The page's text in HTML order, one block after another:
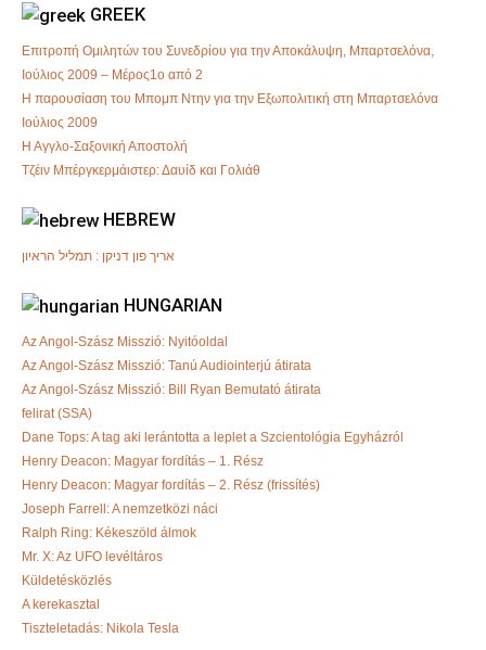
GREEK
Επιτροπή Ομιλητών του Συνεδρίου για την Αποκάλυψη, Μπαρτσελόνα,
Ιούλιος 2009 – Μέρος1ο από 2
Η παρουσίαση του Μπομπ Ντην για την Εξωπολιτική στη Μπαρτσελόνα
Ιούλιος 2009
Η Αγγλο-Σαξονική Αποστολή
Τζέιν Μπέργκερμάιστερ: Δαυίδ και Γολιάθ
HEBREW
אריך פון דניקן : תמליל הראיון
HUNGARIAN
Az Angol-Szász Misszió: Nyitóoldal
Az Angol-Szász Misszió: Tanú Audiointerjú átirata
Az Angol-Szász Misszió: Bill Ryan Bemutató átirata
felirat (SSA)
Dane Tops: A tag aki lerántotta a leplet a Szcientológia Egyházról
Henry Deacon: Magyar fordítás – 1. Rész
Henry Deacon: Magyar fordítás – 2. Rész (frissítés)
Joseph Farrell: A nemzetközi náci
Ralph Ring: Kékeszöld álmok
Mr. X: Az UFO levéltáros
Küldetésközlés
A kerekasztal
Tiszteletadás: Nikola Tesla